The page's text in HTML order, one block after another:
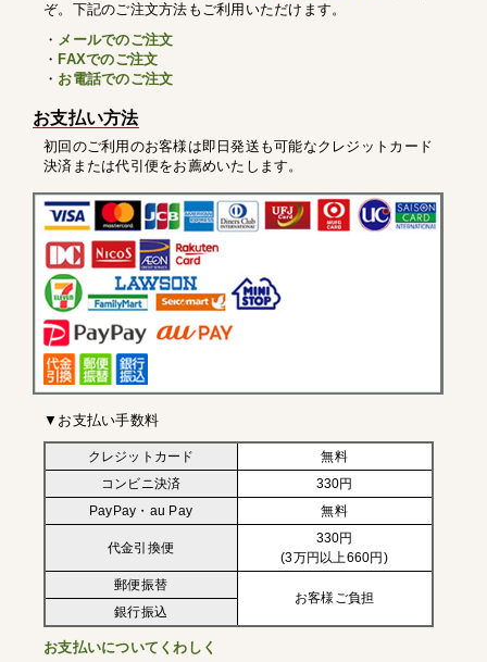
ぞ。下記のご注文方法もご利用いただけます。
・ メールでのご注文
・ FAXでのご注文
・ お電話でのご注文
お支払い方法
初回のご利用のお客様は即日発送も可能なクレジットカード
決済または代引便をお薦めいたします。
▼お支払い手数料
クレジットカード
無料
コンビニ決済
330円
PayPay・au Pay
無料
代金引換便
330円
(3万円以上660円)
郵便振替
お客様ご負担
銀行振込
お支払いについてくわしく